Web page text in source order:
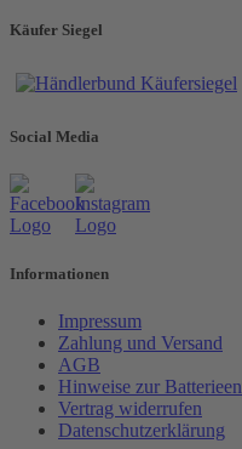
Käufer Siegel
Social Media
Informationen
Impressum
Zahlung und Versand
AGB
Hinweise zur
Vertrag widerrufen
Datenschutzerklärung